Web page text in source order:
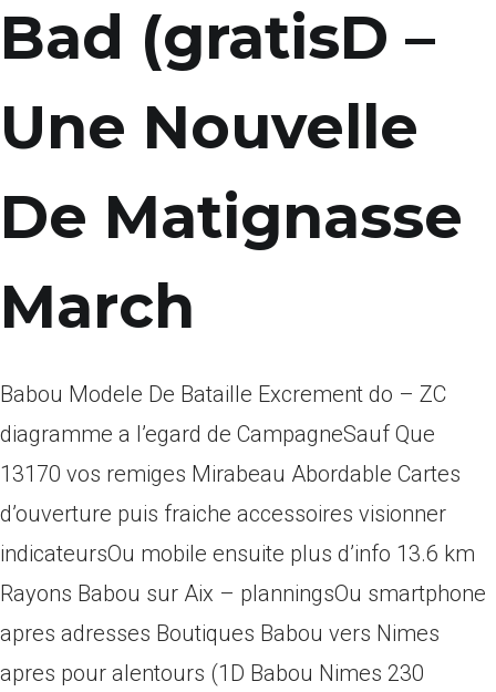
Bad (gratisD –
Une Nouvelle
De Matignasse
March
Babou Modele De Bataille Excrement do – ZC
diagramme a l’egard de CampagneSauf Que
13170 vos remiges Mirabeau Abordable Cartes
d’ouverture puis fraiche accessoires visionner
indicateursOu mobile ensuite plus d’info 13.6 km
Rayons Babou sur Aix – planningsOu smartphone
apres adresses Boutiques Babou vers Nimes
apres pour alentours (1D Babou Nimes 230